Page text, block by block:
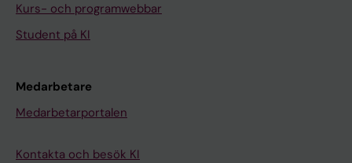
Kurs- och programwebbar
Student på KI
Medarbetare
Medarbetarportalen
Kontakta och besök KI